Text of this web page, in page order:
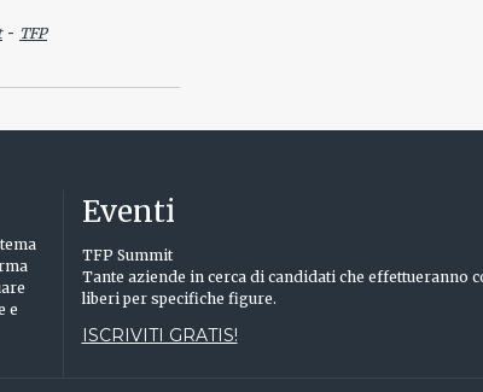
- TFP
e
Eventi
TFP Summit
Tante aziende in cerca di candidati che effettueranno
liberi per specifiche figure.
ISCRIVITI GRATIS!